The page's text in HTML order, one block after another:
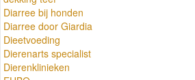
Diarree bij honden
Diarree door Giardia
Dieetvoeding
Dierenarts specialist
Dierenklinieken